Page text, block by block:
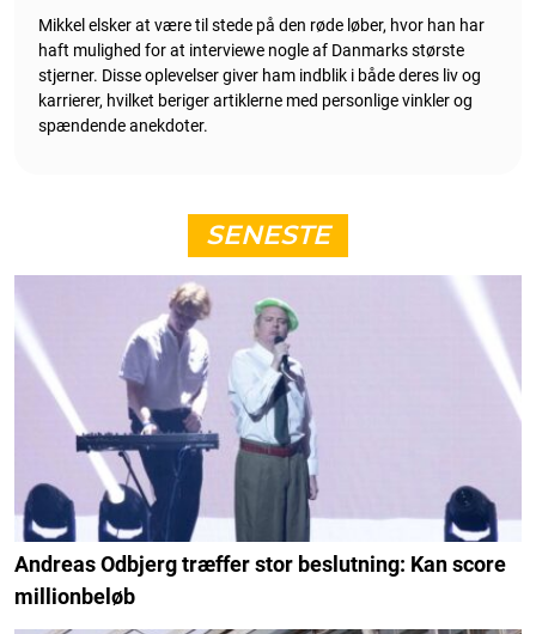
Mikkel elsker at være til stede på den røde løber, hvor han har
haft mulighed for at interviewe nogle af Danmarks største
stjerner. Disse oplevelser giver ham indblik i både deres liv og
karrierer, hvilket beriger artiklerne med personlige vinkler og
spændende anekdoter.
SENESTE
Andreas Odbjerg træffer stor beslutning: Kan score
millionbeløb